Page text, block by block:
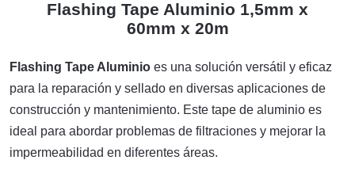
Flashing Tape Aluminio 1,5mm x
60mm x 20m
Flashing Tape Aluminio es una solución versátil y eficaz
para la reparación y sellado en diversas aplicaciones de
construcción y mantenimiento. Este tape de aluminio es
ideal para abordar problemas de filtraciones y mejorar la
impermeabilidad en diferentes áreas.